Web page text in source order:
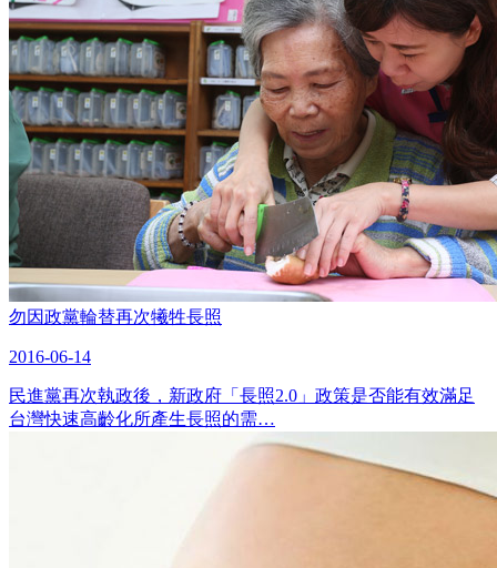
勿因政黨輪替再次犧牲長照
2016-06-14
民進黨再次執政後，新政府「長照2.0」政策是否能有效滿足
台灣快速高齡化所產生長照的需…